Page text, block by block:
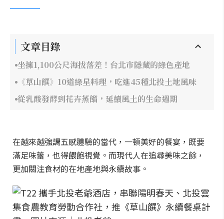
文章目錄
坐擁1,100公尺海拔落差！台北市隱藏的綠色產地
《草山饌》10道綠星料理，吃進45種北投土地風味
從乳酸發酵到花卉蒸餾，延續風土的生命週期
在越來越強調五感體驗的當代，一頓美好的餐宴，既要
滿足味蕾，也得餵飽視覺。而現代人在追尋美味之餘，
更加關注食材的在地產地與永續故事。